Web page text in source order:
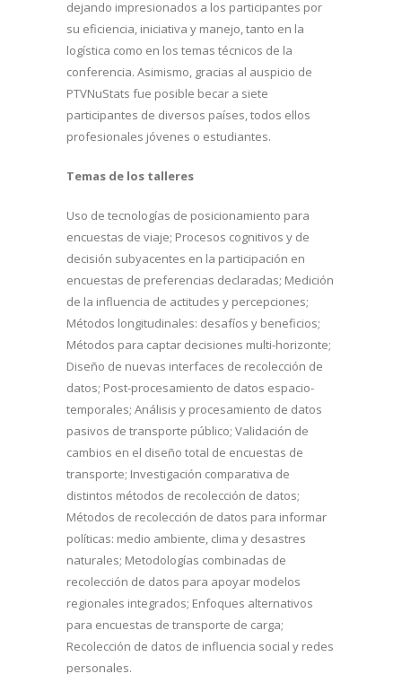
dejando impresionados a los participantes por
su eficiencia, iniciativa y manejo, tanto en la
logística como en los temas técnicos de la
conferencia. Asimismo, gracias al auspicio de
PTVNuStats fue posible becar a siete
participantes de diversos países, todos ellos
profesionales jóvenes o estudiantes.
Temas de los talleres
Uso de tecnologías de posicionamiento para
encuestas de viaje; Procesos cognitivos y de
decisión subyacentes en la participación en
encuestas de preferencias declaradas; Medición
de la influencia de actitudes y percepciones;
Métodos longitudinales: desafíos y beneficios;
Métodos para captar decisiones multi-horizonte;
Diseño de nuevas interfaces de recolección de
datos; Post-procesamiento de datos espacio-
temporales; Análisis y procesamiento de datos
pasivos de transporte público; Validación de
cambios en el diseño total de encuestas de
transporte; Investigación comparativa de
distintos métodos de recolección de datos;
Métodos de recolección de datos para informar
políticas: medio ambiente, clima y desastres
naturales; Metodologías combinadas de
recolección de datos para apoyar modelos
regionales integrados; Enfoques alternativos
para encuestas de transporte de carga;
Recolección de datos de influencia social y redes
personales.